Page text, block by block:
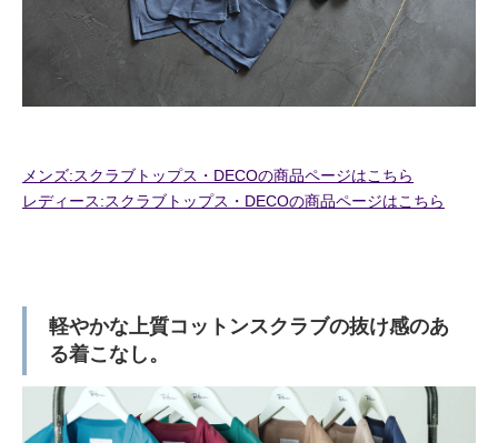
メンズ:スクラブトップス・DECOの商品ページはこちら
レディース:スクラブトップス・DECOの商品ページはこちら
軽やかな上質コットンスクラブの抜け感のあ
る着こなし。